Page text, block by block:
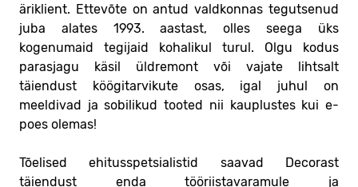
äriklient. Ettevõte on antud valdkonnas tegutsenud
juba alates 1993. aastast, olles seega üks
kogenumaid tegijaid kohalikul turul. Olgu kodus
parasjagu käsil üldremont või vajate lihtsalt
täiendust köögitarvikute osas, igal juhul on
meeldivad ja sobilikud tooted nii kauplustes kui e-
poes olemas!
Tõelised ehitusspetsialistid saavad Decorast
täiendust enda tööriistavaramule ja